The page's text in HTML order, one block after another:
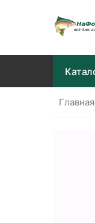
Главная